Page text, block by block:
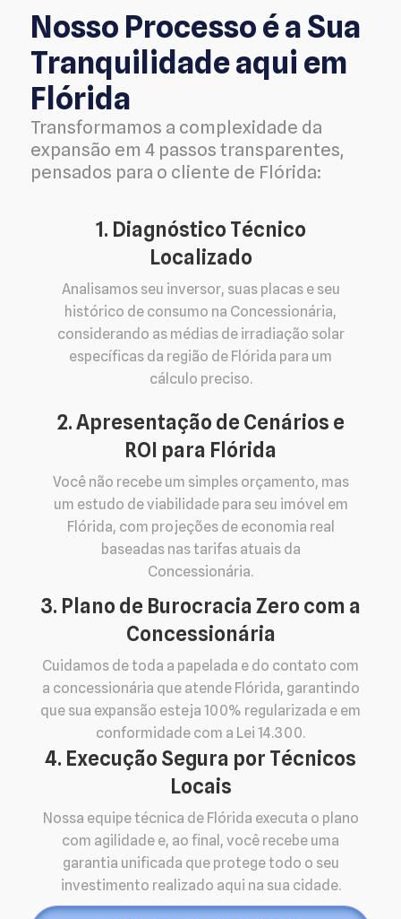
Nosso Processo é a Sua
Tranquilidade aqui em
Flórida
Transformamos a complexidade da
expansão em 4 passos transparentes,
pensados para o cliente de Flórida:
1. Diagnóstico Técnico
Localizado
Analisamos seu inversor, suas placas e seu
histórico de consumo na Concessionária,
considerando as médias de irradiação solar
específicas da região de Flórida para um
cálculo preciso.
2. Apresentação de Cenários e
ROI para Flórida
Você não recebe um simples orçamento, mas
um estudo de viabilidade para seu imóvel em
Flórida, com projeções de economia real
baseadas nas tarifas atuais da
Concessionária.
3. Plano de Burocracia Zero com a
Concessionária
Cuidamos de toda a papelada e do contato com
a concessionária que atende Flórida, garantindo
que sua expansão esteja 100% regularizada e em
conformidade com a Lei 14.300.
4. Execução Segura por Técnicos
Locais
Nossa equipe técnica de Flórida executa o plano
com agilidade e, ao final, você recebe uma
garantia unificada que protege todo o seu
investimento realizado aqui na sua cidade.